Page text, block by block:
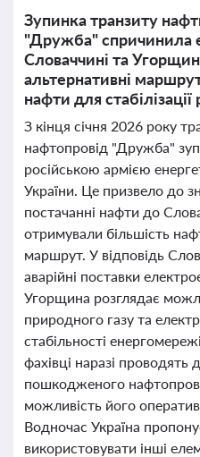
Зупинка транзиту
"Дружба" спричинила
Словаччині та
альтернативні
нафти для
З кінця січня 2026 року
нафтопровід "Дружба"
російською армією
України. Це призвело до
постачанні нафти до
отримували більшість
маршрут. У відповідь
аварійні поставки
Угорщина розглядає
природного газу та
стабільності
фахівці наразі проводять
пошкодженого
можливість його
Водночас Україна
використовувати інші